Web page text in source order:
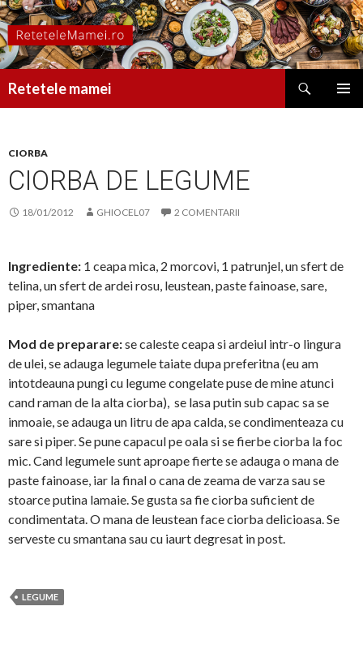
Retetele mamei
CIORBA
CIORBA DE LEGUME
18/01/2012 GHIOCEL07 2 COMENTARII
Ingrediente: 1 ceapa mica, 2 morcovi, 1 patrunjel, un sfert de
telina, un sfert de ardei rosu, leustean, paste fainoase, sare,
piper, smantana
Mod de preparare:se caleste ceapa si ardeiul intr-o lingura
de ulei, se adauga legumele taiate dupa preferitna (eu am
intotdeauna pungi cu legume congelate puse de mine atunci
cand raman de la alta ciorba), se lasa putin sub capac sa se
inmoaie, se adauga un litru de apa calda, se condimenteaza cu
sare si piper. Se pune capacul pe oala si se fierbe ciorba la foc
mic. Cand legumele sunt aproape fierte se adauga o mana de
paste fainoase, iar la final o cana de zeama de varza sau se
stoarce putina lamaie. Se gusta sa fie ciorba suficient de
condimentata. O mana de leustean face ciorba delicioasa. Se
serveste cu smantana sau cu iaurt degresat in post.
LEGUME